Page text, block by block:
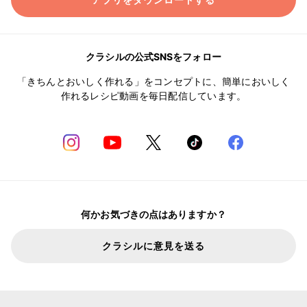
クラシルの公式SNSをフォロー
「きちんとおいしく作れる」をコンセプトに、簡単においしく
作れるレシピ動画を毎日配信しています。
何かお気づきの点はありますか？
クラシルに意見を送る